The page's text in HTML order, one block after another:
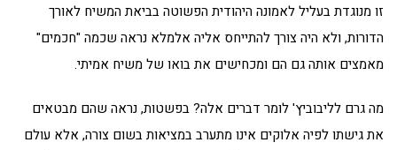
זו מנוגדת בעליל לאמונה היהודית הפשוטה בביאת המשיח לאורך
הדורות, ולא היה צורך להתייחס אליה אלמלא נראה שכמה "חכמים"
מאמצים אותה גם הם ומכחישים את בואו של משיח אמיתי.
מה גרם לליבוביץ' לומר דברים אלה? בפשטות, נראה שהם מבטאים
את גישתו לפיה אלוקים אינו מתערב במציאות בשום צורה, אלא עולם